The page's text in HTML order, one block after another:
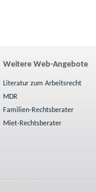
Weitere Web-Angebote
Literatur zum Arbeitsrecht
MDR
Familien-Rechtsberater
Miet-Rechtsberater